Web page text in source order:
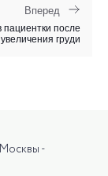
Вперед
пациентки после
увеличения груди
-